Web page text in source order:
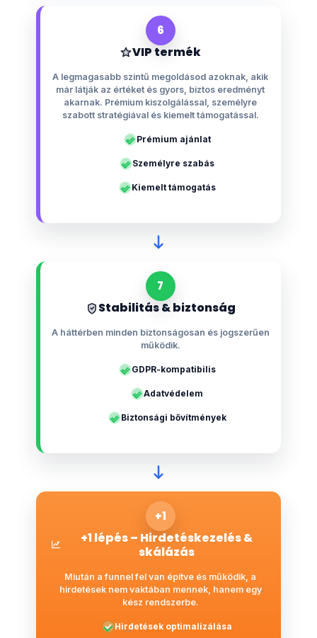
6
VIP termék
A legmagasabb szintű megoldásod azoknak, akik
már látják az értéket és gyors, biztos eredményt
akarnak. Prémium kiszolgálással, személyre
szabott stratégiával és kiemelt támogatással.
Prémium ajánlat
Személyre szabás
Kiemelt támogatás
7
Stabilitás & biztonság
A háttérben minden biztonságosan és jogszerűen
működik.
GDPR-kompatibilis
Adatvédelem
Biztonsági bővítmények
+1
+1 lépés – Hirdetéskezelés &
skálázás
Miután a funnel fel van építve és működik, a
hirdetések nem vaktában mennek, hanem egy
kész rendszerbe.
Hirdetések optimalizálása